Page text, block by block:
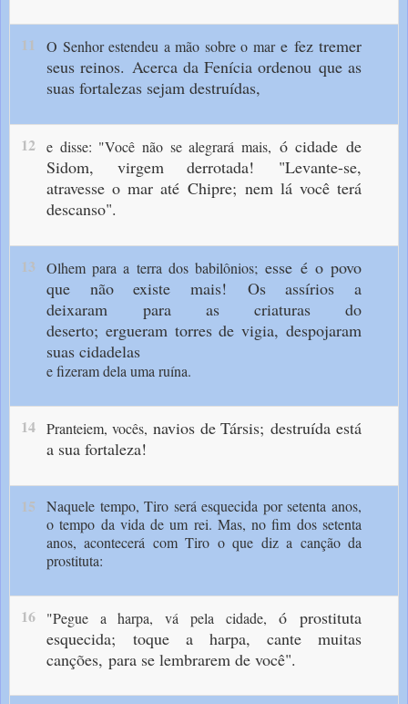
11 O Senhor estendeu a mão sobre o mar e fez tremer
seus reinos. Acerca da Fenícia ordenou que as
suas fortalezas sejam destruídas,
12 e disse: "Você não se alegrará mais, ó cidade de
Sidom, virgem derrotada! "Levante-se,
atravesse o mar até Chipre; nem lá você terá
descanso".
13 Olhem para a terra dos babilônios;esse é o povo
que não existe mais! Os assírios a
deixaram para as criaturas do
deserto;ergueram torres de vigia,despojaram
suas cidadelas
e fizeram dela uma ruína.
14 Pranteiem, vocês, navios de Társis;destruída está
a sua fortaleza!
15
Naquele tempo, Tiro será esquecida por setenta anos,
o tempo da vida de um rei. Mas, no fim dos setenta
anos, acontecerá com Tiro o que diz a canção da
prostituta:
16 "Pegue a harpa, vá pela cidade,ó prostituta
esquecida; toque a harpa, cante muitas
canções, para se lembrarem de você".